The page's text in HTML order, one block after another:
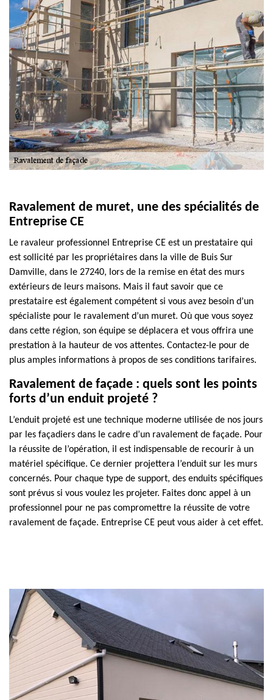
Ravalement de muret, une des spécialités de
Entreprise CE
Le ravaleur professionnel Entreprise CE est un prestataire qui
est sollicité par les propriétaires dans la ville de Buis Sur
Damville, dans le 27240, lors de la remise en état des murs
extérieurs de leurs maisons. Mais il faut savoir que ce
prestataire est également compétent si vous avez besoin d’un
spécialiste pour le ravalement d’un muret. Où que vous soyez
dans cette région, son équipe se déplacera et vous offrira une
prestation à la hauteur de vos attentes. Contactez-le pour de
plus amples informations à propos de ses conditions tarifaires.
Ravalement de façade : quels sont les points
forts d’un enduit projeté ?
L’enduit projeté est une technique moderne utilisée de nos jours
par les façadiers dans le cadre d’un ravalement de façade. Pour
la réussite de l’opération, il est indispensable de recourir à un
matériel spécifique. Ce dernier projettera l’enduit sur les murs
concernés. Pour chaque type de support, des enduits spécifiques
sont prévus si vous voulez les projeter. Faites donc appel à un
professionnel pour ne pas compromettre la réussite de votre
ravalement de façade. Entreprise CE peut vous aider à cet effet.